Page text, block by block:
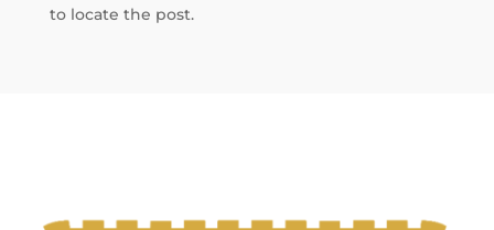
to locate the post.